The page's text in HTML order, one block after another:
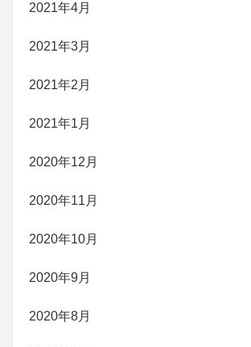
2021年4月
2021年3月
2021年2月
2021年1月
2020年12月
2020年11月
2020年10月
2020年9月
2020年8月